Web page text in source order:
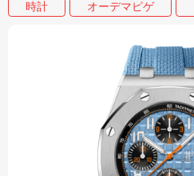
時計 オーデマピゲ